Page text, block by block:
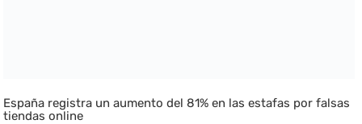
España registra un aumento del 81% en las estafas por falsas
tiendas online